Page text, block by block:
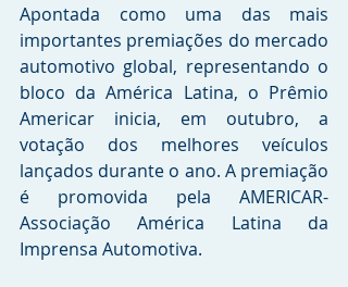
Apontada como uma das mais
importantes premiações do mercado
automotivo global, representando o
bloco da América Latina, o Prêmio
Americar inicia, em outubro, a
votação dos melhores veículos
lançados durante o ano. A premiação
é promovida pela AMERICAR-
Associação América Latina da
Imprensa Automotiva.